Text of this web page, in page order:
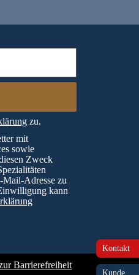
Kontakt
Kunde
zu.
mit
sowie
Zweck
Adresse zu
kann
Barrierefreiheit